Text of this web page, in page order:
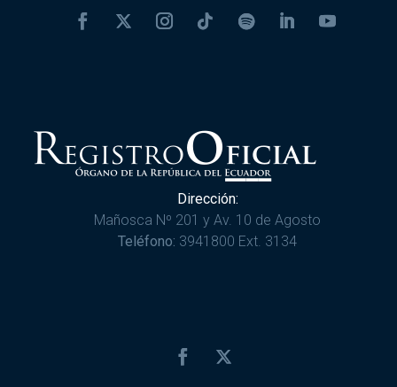
Dirección:
Mañosca Nº 201 y Av. 10 de Agosto
Teléfono: 3941800 Ext. 3134